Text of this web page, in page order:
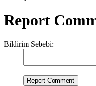
Report
Bildirim Sebebi: